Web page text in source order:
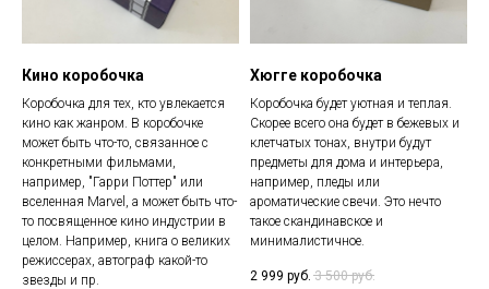
Кино коробочка
Коробочка для тех, кто увлекается
кино как жанром. В коробочке
может быть что-то, связанное с
конкретными фильмами,
например, "Гарри Поттер" или
вселенная Marvel, а может быть что-
то посвященное кино индустрии в
целом. Например, книга о великих
режиссерах, автограф какой-то
звезды и пр.
Хюгге коробочка
Коробочка будет уютная и теплая.
Скорее всего она будет в бежевых и
клетчатых тонах, внутри будут
предметы для дома и интерьера,
например, пледы или
ароматические свечи. Это нечто
такое скандинавское и
минималистичное.
2 999 руб. 3 500 руб.